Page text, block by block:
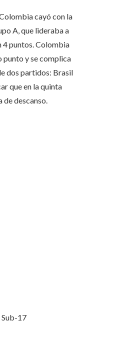
cayó con la
A, que lideraba a
4 puntos. Colombia
punto y se complica
dos partidos: Brasil
que en la quinta
de descanso.
17